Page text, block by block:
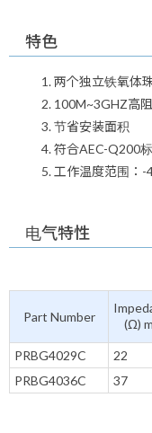
特色
两个独立铁氧体
100M~3GHZ高
节省安装面积
符合AEC-Q200
工作温度范围：-
电气特性
Part Number
(Ω)
PRBG4029C
22
PRBG4036C
37